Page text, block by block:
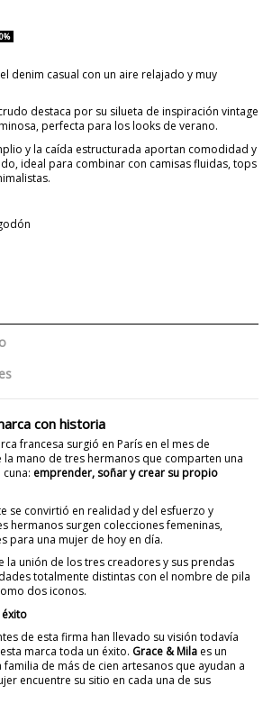
denim casual con un aire relajado y muy
destaca por su silueta de inspiración vintage
perfecta para los looks de verano.
y la caída estructurada aportan comodidad y
ideal para combinar con camisas fluidas, tops
con historia
francesa surgió en París en el mes de
mano de tres hermanos que comparten una
emprender, soñar y crear su propio
se convirtió en realidad y del esfuerzo y
hermanos surgen colecciones femeninas,
para una mujer de hoy en día.
la unión de los tres creadores y sus prendas
totalmente distintas con el nombre de pila
dos iconos.
de esta firma han llevado su visión todavía
marca toda un éxito. Grace & Mila es un
de más de cien artesanos que ayudan a
encuentre su sitio en cada una de sus